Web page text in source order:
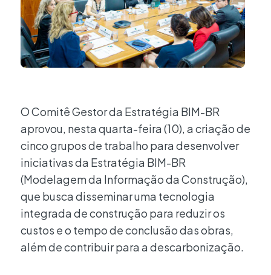
O Comitê Gestor da Estratégia BIM-BR
aprovou, nesta quarta-feira (10), a criação de
cinco grupos de trabalho para desenvolver
iniciativas da Estratégia BIM-BR
(Modelagem da Informação da Construção),
que busca disseminar uma tecnologia
integrada de construção para reduzir os
custos e o tempo de conclusão das obras,
além de contribuir para a descarbonização.